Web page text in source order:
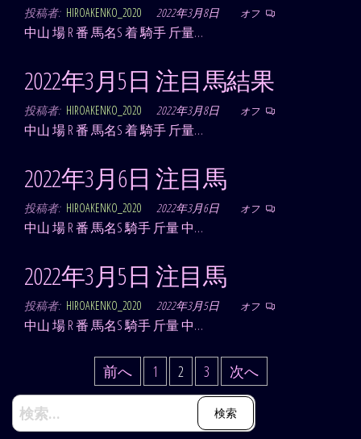
投稿者: HIROAKENKO_2020 2022年3月8日 オフ
中山 場 R 番 馬名S 着 騎手 斤量…
2022年3月5日 注目馬結果
投稿者: HIROAKENKO_2020 2022年3月8日 オフ
中山 場 R 番 馬名S 着 騎手 斤量…
2022年3月6日 注目馬
投稿者: HIROAKENKO_2020 2022年3月6日 オフ
中山 場 R 番 馬名S 騎手 斤量 中…
2022年3月5日 注目馬
投稿者: HIROAKENKO_2020 2022年3月5日 オフ
中山 場 R 番 馬名S 騎手 斤量 中…
稿
ナ
前へ 1 2 3
次へ
検
索: